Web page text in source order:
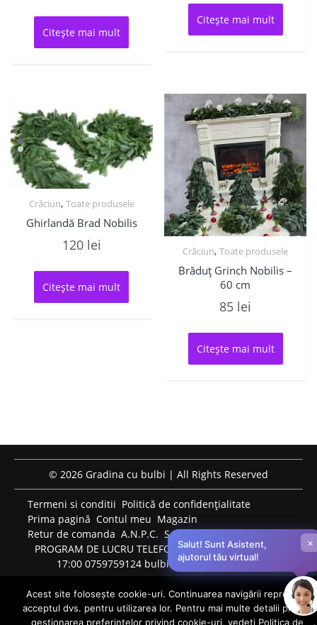
Citește mai mult
Citește mai mult
Crăciun, Toate produsele
Ghirlandă Brad Nobilis
120 lei
Citește mai mult
Crăciun,Toate produsele
Brăduț Grinch Nobilis –
60 cm
85 lei
Citește mai mult
© 2026 Gradina cu bulbi | All Rights Reserved
Termeni si conditii Politică de confidențialitate
Prima pagină Contul meu Magazin
Retur de comanda A.N.P.C. S.O.L.
PROGRAM DE LUCRU TELEFONIC: LUNI-VINERI: 09:00-
17:00 0759759124 bulbiflori.ro@gmail.com
Salut! Sunt Asistent,
ajutorul tău virtual!
×
0
Acest site folosește cookie-uri. Continuarea navigării reprezintă
acceptul dvs. pentru utilizarea lor. Pentru mai multe detalii privind
gestionarea preferințelor privind cookie-uri, vedeți Politica de